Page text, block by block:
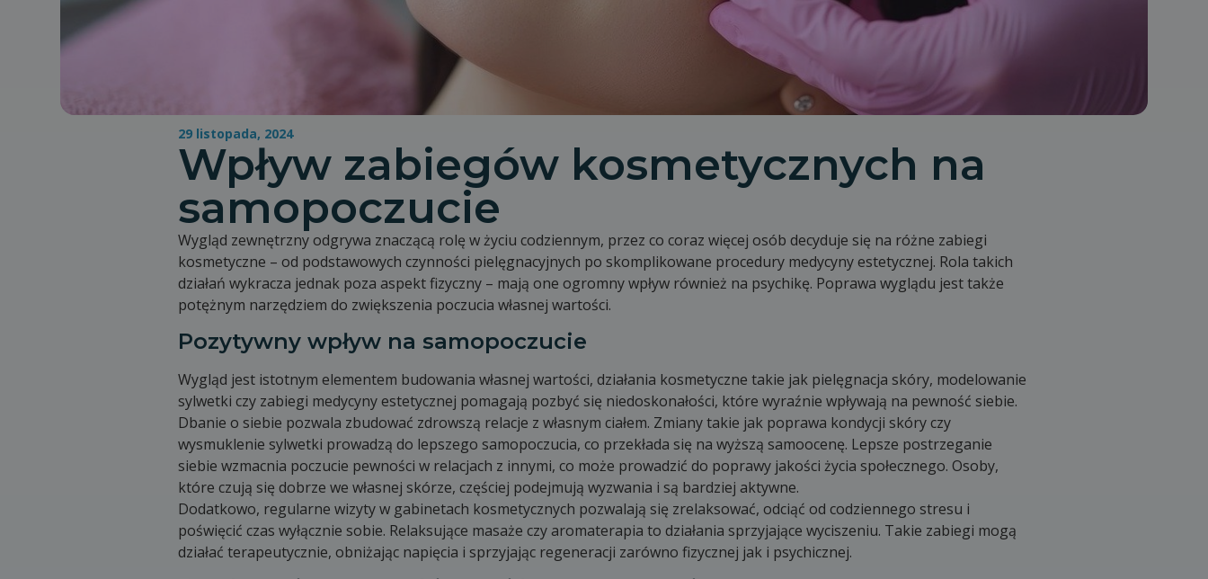
29 listopada, 2024
Wpływ zabiegów kosmetycznych na
samopoczucie
Wygląd zewnętrzny odgrywa znaczącą rolę w życiu codziennym, przez co coraz więcej osób decyduje się na różne zabiegi
kosmetyczne – od podstawowych czynności pielęgnacyjnych po skomplikowane procedury medycyny estetycznej. Rola takich
działań wykracza jednak poza aspekt fizyczny – mają one ogromny wpływ również na psychikę. Poprawa wyglądu jest także
potężnym narzędziem do zwiększenia poczucia własnej wartości.
Pozytywny wpływ na samopoczucie
Wygląd jest istotnym elementem budowania własnej wartości, działania kosmetyczne takie jak pielęgnacja skóry, modelowanie
sylwetki czy zabiegi medycyny estetycznej pomagają pozbyć się niedoskonałości, które wyraźnie wpływają na pewność siebie.
Dbanie o siebie pozwala zbudować zdrowszą relacje z własnym ciałem. Zmiany takie jak poprawa kondycji skóry czy
wysmuklenie sylwetki prowadzą do lepszego samopoczucia, co przekłada się na wyższą samoocenę. Lepsze postrzeganie
siebie wzmacnia poczucie pewności w relacjach z innymi, co może prowadzić do poprawy jakości życia społecznego. Osoby,
które czują się dobrze we własnej skórze, częściej podejmują wyzwania i są bardziej aktywne.
Dodatkowo, regularne wizyty w gabinetach kosmetycznych pozwalają się zrelaksować, odciąć od codziennego stresu i
poświęcić czas wyłącznie sobie. Relaksujące masaże czy aromaterapia to działania sprzyjające wyciszeniu. Takie zabiegi mogą
działać terapeutycznie, obniżając napięcia i sprzyjając regeneracji zarówno fizycznej jak i psychicznej.